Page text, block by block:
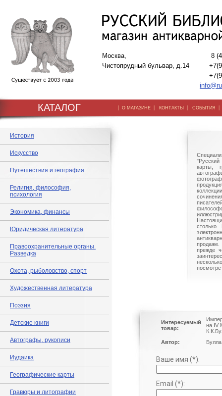
Москва,
Чистопрудный бульвар, д.14
8
КАТАЛОГ | О МАГАЗИНЕ | КОНТАКТЫ | СОБЫТИЯ
История
Искусство
Путешествия и география
Религия, философия,
психология
Экономика, финансы
Юридическая литература
Правоохранительные органы.
Разведка
Охота, рыболовство, спорт
Художественная литература
Поэзия
Детские книги
Автографы, рукописи
Иудаика
Географические карты
Гравюры и литографии
"Русский
карты,
столько
прежде
Интересуемый
товар:
на IV
Автор:
Ваше имя (*):
Email (*):